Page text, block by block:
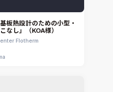
板熱設計のための小型・
なし」（KOA様）
Flotherm